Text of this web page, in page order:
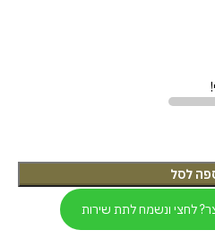
לסל
לחצי ונשמח לתת שירות